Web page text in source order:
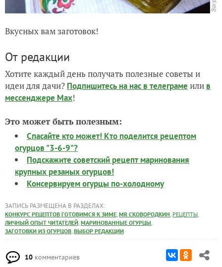
Вкусных вам заготовок!
От редакции
Хотите каждый день получать полезные советы и
идеи для дачи? Подпишитесь на нас в телеграме или в
мессенджере Max!
Это может быть полезным:
Спасайте кто может! Кто поделится рецептом
огурцов "3-6-9"?
Подскажите советский рецепт маринования
крупных резаных огурцов!
Консервируем огурцы по-холодному
ЗАПИСЬ РАЗМЕЩЕНА В РАЗДЕЛАХ:
КОНКУРС РЕЦЕПТОВ ГОТОВИМСЯ К ЗИМЕ, MR СКОВОРОДКИН, РЕЦЕПТЫ,
ЛИЧНЫЙ ОПЫТ ЧИТАТЕЛЕЙ, МАРИНОВАННЫЕ ОГУРЦЫ,
ЗАГОТОВКИ ИЗ ОГУРЦОВ, ВЫБОР РЕДАКЦИИ
10 комментариев